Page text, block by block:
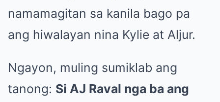
namamagitan sa kanila bago pa
ang hiwalayan nina Kylie at Aljur.
Ngayon, muling sumiklab ang
tanong: Si AJ Raval nga ba ang